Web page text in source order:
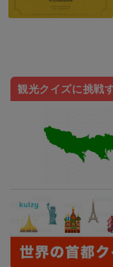
観光クイズに挑戦